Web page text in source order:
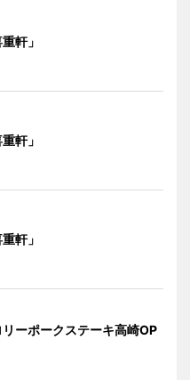
軒」
軒」
軒」
ーポークステーキ高崎OP